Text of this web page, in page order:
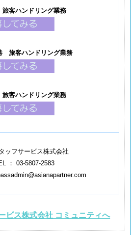
客ハンドリング業務
旅客ハンドリング業務
客ハンドリング業務
ッフサービス株式会社
： 03-5807-2583
ビス株式会社 コミュニティへ